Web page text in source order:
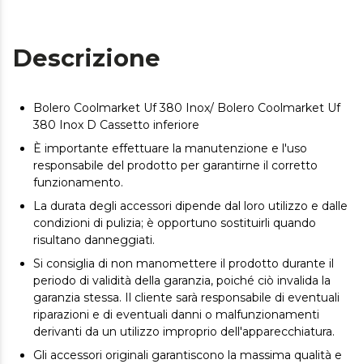
Descrizione
Bolero Coolmarket Uf 380 Inox/ Bolero Coolmarket Uf
380 Inox D Cassetto inferiore
È importante effettuare la manutenzione e l'uso
responsabile del prodotto per garantirne il corretto
funzionamento.
La durata degli accessori dipende dal loro utilizzo e dalle
condizioni di pulizia; è opportuno sostituirli quando
risultano danneggiati.
Si consiglia di non manomettere il prodotto durante il
periodo di validità della garanzia, poiché ciò invalida la
garanzia stessa. Il cliente sarà responsabile di eventuali
riparazioni e di eventuali danni o malfunzionamenti
derivanti da un utilizzo improprio dell'apparecchiatura.
Gli accessori originali garantiscono la massima qualità e